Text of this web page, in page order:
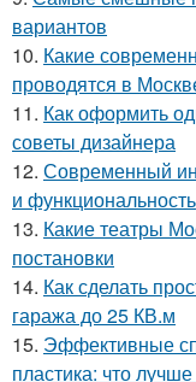
вариантов
10. Какие
проводятся в
11. Как оформить
советы дизайнера
12. Современный
и функциональность
13. Какие театры
постановки
14. Как сделать
гаража до 25 КВ.м
15. Эффективные
пластика: что